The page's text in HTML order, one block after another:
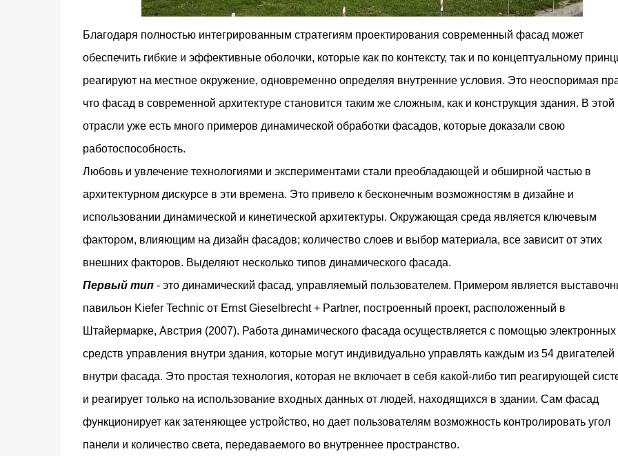
Благодаря полностью интегрированным стратегиям проектирования современный фасад может
обеспечить гибкие и эффективные оболочки, которые как по контексту, так и по концептуальному
реагируют на местное окружение, одновременно определяя внутренние условия. Это неоспоримая
что фасад в современной архитектуре становится таким же сложным, как и конструкция здания. В этой
отрасли уже есть много примеров динамической обработки фасадов, которые доказали свою
работоспособность.
Любовь и увлечение технологиями и экспериментами стали преобладающей и обширной частью в
архитектурном дискурсе в эти времена. Это привело к бесконечным возможностям в дизайне и
использовании динамической и кинетической архитектуры. Окружающая среда является ключевым
фактором, влияющим на дизайн фасадов; количество слоев и выбор материала, все зависит от этих
внешних факторов. Выделяют несколько типов динамического фасада.
Первый тип- это динамический фасад, управляемый пользователем. Примером является
павильон Kiefer Technic от Ernst Gieselbrecht + Partner, построенный проект, расположенный в
Штайермарке, Австрия (2007). Работа динамического фасада осуществляется с помощью электронных
средств управления внутри здания, которые могут индивидуально управлять каждым из 54 двигателей
внутри фасада. Это простая технология, которая не включает в себя какой-либо тип реагирующей
и реагирует только на использование входных данных от людей, находящихся в здании. Сам фасад
функционирует как затеняющее устройство, но дает пользователям возможность контролировать угол
панели и количество света, передаваемого во внутреннее пространство.